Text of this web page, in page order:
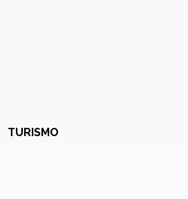
TURISMO